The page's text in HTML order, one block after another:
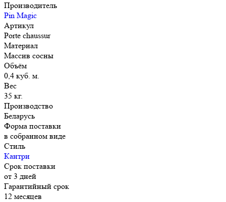
Производитель
Pin Magic
Артикул
Porte chaussur
Материал
Массив сосны
Объём
0,4 куб. м.
Вес
35 кг.
Производство
Беларусь
Форма поставки
в собранном виде
Стиль
Кантри
Срок поставки
от 3 дней
Гарантийный срок
12 месяцев